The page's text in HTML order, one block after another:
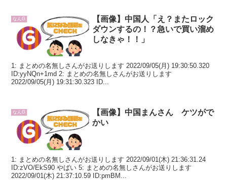
なんG
【画像】中国人「え？またロック
ダウンするの！？急いで買い溜め
しなきゃ！！」
1: まとめの名無しさんがお送りします 2022/09/05(月) 19:30:50.320
ID:yyNQn+1md 2: まとめの名無しさんがお送りします
2022/09/05(月) 19:31:30.323 ID...
なんG
【画像】中国まんさん ケツがで
かい
1: まとめの名無しさんがお送りします 2022/09/01(木) 21:36:31.24
ID:zVO/EkS90 やばい 5: まとめの名無しさんがお送りします
2022/09/01(木) 21:37:10.59 ID:pmBM...